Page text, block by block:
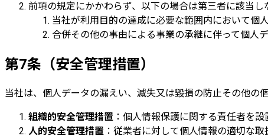
前項の規定にかかわらず、以下の場合は第三者に該当し
当社が利用目的の達成に必要な範囲内において個
合併その他の事由による事業の承継に伴って個人
第7条（安全管理措置）
当社は、個人データの漏えい、滅失又は毀損の防止その他の
組織的安全管理措置 ：個人情報保護に関する責任者を
人的安全管理措置 ：従業者に対して個人情報の適切な取